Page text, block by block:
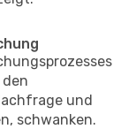
und
schwanken.